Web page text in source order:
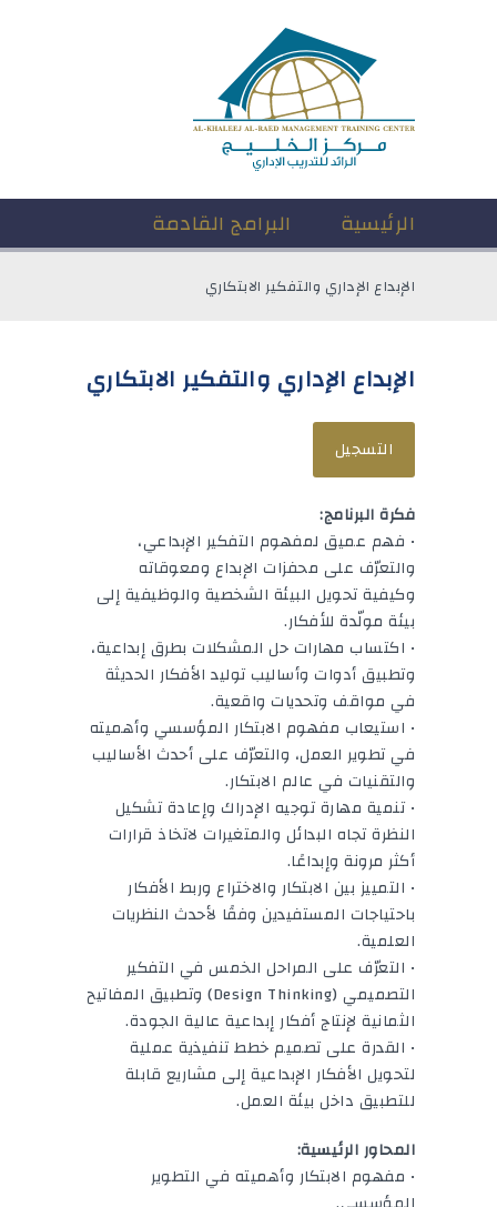
الرئيسية البرامج القادمة
الإبداع الإداري والتفكير الابتكاري
الإبداع الإداري والتفكير الابتكاري
التسجيل
فكرة البرنامج:
• فهم عميق لمفهوم التفكير الإبداعي،
والتعرّف على محفزات الإبداع ومعوقاته
وكيفية تحويل البيئة الشخصية والوظيفية إلى
بيئة مولّدة للأفكار.
• اكتساب مهارات حل المشكلات بطرق إبداعية،
وتطبيق أدوات وأساليب توليد الأفكار الحديثة
في مواقف وتحديات واقعية.
• استيعاب مفهوم الابتكار المؤسسي وأهميته
في تطوير العمل، والتعرّف على أحدث الأساليب
والتقنيات في عالم الابتكار.
• تنمية مهارة توجيه الإدراك وإعادة تشكيل
النظرة تجاه البدائل والمتغيرات لاتخاذ قرارات
أكثر مرونة وإبداعًا.
• التمييز بين الابتكار والاختراع وربط الأفكار
باحتياجات المستفيدين وفقًا لأحدث النظريات
العلمية.
• التعرّف على المراحل الخمس في التفكير
التصميمي (Design Thinking) وتطبيق المفاتيح
الثمانية لإنتاج أفكار إبداعية عالية الجودة.
• القدرة على تصميم خطط تنفيذية عملية
لتحويل الأفكار الإبداعية إلى مشاريع قابلة
للتطبيق داخل بيئة العمل.
المحاور الرئيسية:
• مفهوم الابتكار وأهميته في التطوير